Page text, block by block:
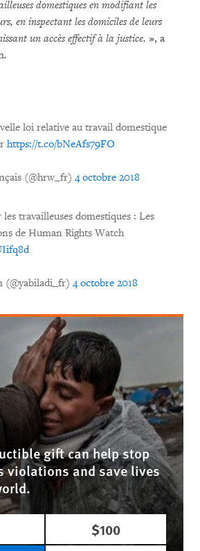
domestiques en modifiant les
en inspectant les domiciles de leurs
un accès effectif à la justice. », a
.
loi relative au travail domestique
https://t.co/bNeAfs79FO
(@hrw_fr) 4 octobre 2018
travailleuses domestiques : Les
de Human Rights Watch
4 octobre 2018
gift can help stop
violations and save lives
$100